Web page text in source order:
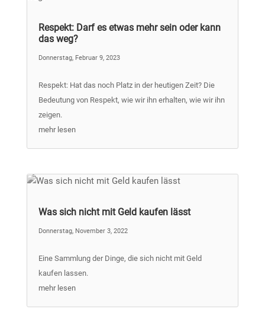
Respekt: Darf es etwas mehr sein oder kann
das weg?
Donnerstag, Februar 9, 2023
Respekt: Hat das noch Platz in der heutigen Zeit? Die
Bedeutung von Respekt, wie wir ihn erhalten, wie wir ihn
zeigen.
mehr lesen
Was sich nicht mit Geld kaufen lässt
Donnerstag, November 3, 2022
Eine Sammlung der Dinge, die sich nicht mit Geld
kaufen lassen.
mehr lesen